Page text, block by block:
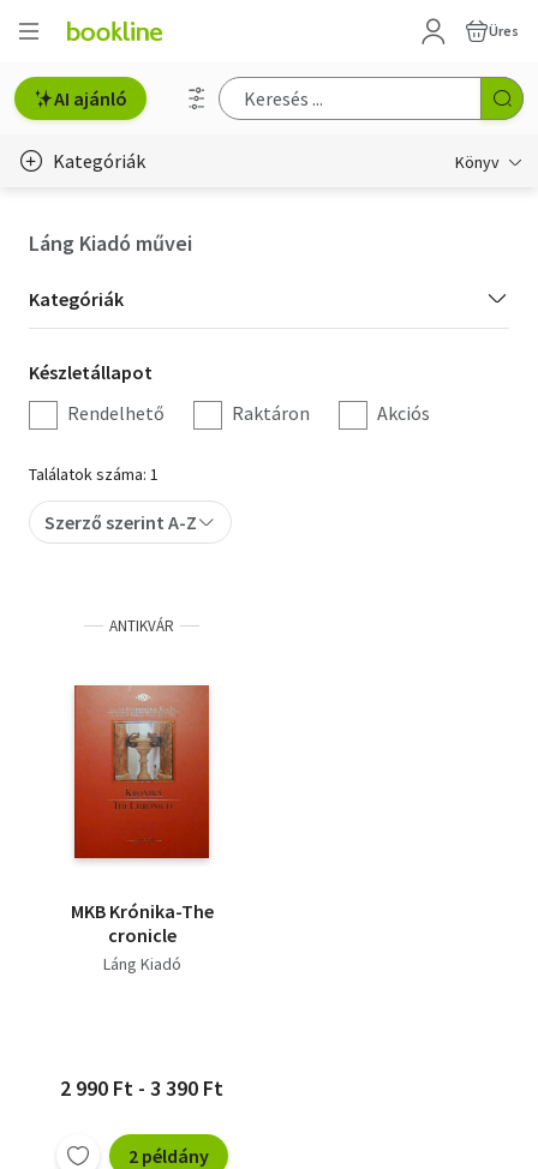
Üres
AI ajánló
Kategóriák Könyv
Hobbi, szabadidő
Irodalom
Művészet
Szakkönyv
Tankönyv, segédkönyv
Társadalomtudomány
Természettudomány
Történelem
Láng Kiadó művei
Kategória
szűrés
Kategóriák
Készletállapot
szűrés
Készletállapot
Rendelhető
Raktáron Akciós
Találatok száma: 1
Szerző szerint A-Z
ANTIKVÁR
MKB Krónika-The
cronicle
Láng Kiadó
2 990 Ft - 3 390 Ft
2 példány